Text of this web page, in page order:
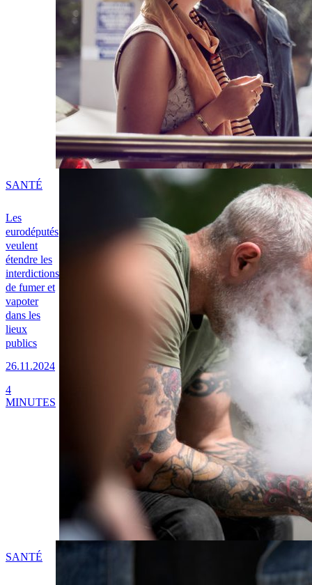
Les
eurodéputés
veulent
étendre les
interdictions
de fumer et
vapoter
dans les
lieux
publics
26.11.2024
SANTÉ
4
MINUTES
SANTÉ